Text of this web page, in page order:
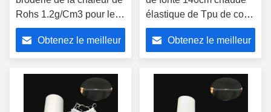
Rohs 1.2g/Cm3 pour les
sous-vêtements mous de
soutien-gorge
Obtenez le meilleur
élastique de Tpu de colle
pour le tissu
Obtenez le meilleur